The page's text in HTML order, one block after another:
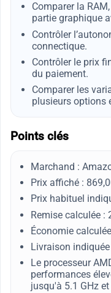
Comparer la
partie graphique
Contrôler
connectique.
Contrôler le prix
du paiement.
Comparer les
plusieurs options
Points clés
Marchand :
Prix affiché :
Prix habituel
Remise calculée :
Économie
Livraison
Le processeur
performances
jusqu'à 5.1 GHz